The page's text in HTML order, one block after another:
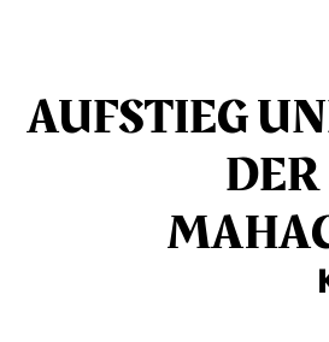
AUFSTIEG